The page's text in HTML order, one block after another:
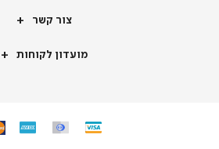
צור
צור קשר
מועדון
מועדון לקוחות